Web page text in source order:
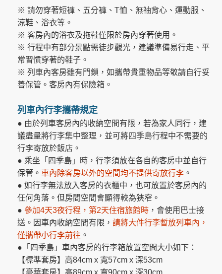
※ 請勿穿著短褲、五分褲、T恤、無袖背心、運動服、
涼鞋、浴衣等。
※ 客房內的浴衣及拖鞋僅限於房內穿著使用。
※ 行程中有部分景點需徒步觀光，建議準備易行走、平
常習慣穿著的鞋子。
※ 列車內客房雖有門鎖，如攜帶貴重物品等敬請自行妥
善保管。客房內有保險箱。
列車內行李攜帶規定
● 由於列車客房內的收納空間有限，若為家人同行，建
議盡量將行李集中整理，並可將四季島行程中不需要的
行李寄放於飯店。
● 乘坐「四季島」時，行李須放在各自的客房中並自行
保管。 車內除客房以外的空間均不提供寄放行李 。
● 如行李無法放入客房的衣櫃中，也可放置於客房內的
任何角落。但房間空間會顯得較為狹窄。
● 參加4天3夜行程，第2天住宿旅館時 ，會使用巴士接
送。因車內收納空間有限， 請將大件行李暫放列車內，
僅攜帶小行李前往 。
●「四季島」車內客房的行李箱放置空間大小如下：
【標準套房】高84cm x 寬57cm x 深53cm
【豪華套房】高89cm x 寬90cm x 深30cm